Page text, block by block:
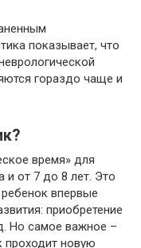
показывает, что
гораздо чаще и
время» для
и от 7 до 8 лет. Это
ребенок впервые
приобретение
Но самое важное –
проходит новую